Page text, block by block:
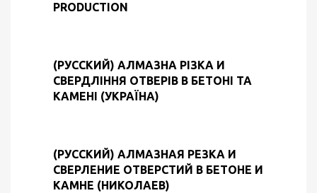
PRODUCTION
(РУССКИЙ) АЛМАЗНА РІЗКА И
СВЕРДЛІННЯ ОТВЕРІВ В БЕТОНІ ТА
КАМЕНІ (УКРАЇНА)
(РУССКИЙ) АЛМАЗНАЯ РЕЗКА И
СВЕРЛЕНИЕ ОТВЕРСТИЙ В БЕТОНЕ И
КАМНЕ (НИКОЛАЕВ)